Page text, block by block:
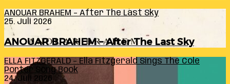
ANOUAR BRAHEM – After The Last Sky
25. Juli 2026
ANOUAR BRAHEM – After The Last Sky
ELLA FITZGERALD – Ella Fitzgerald Sings The Cole
Porter Song Book
24. Juli 2026